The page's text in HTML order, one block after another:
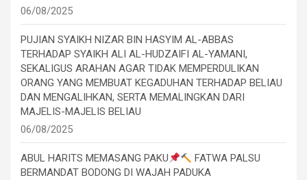
06/08/2025
PUJIAN SYAIKH NIZAR BIN HASYIM AL-ABBAS
TERHADAP SYAIKH ALI AL-HUDZAIFI AL-YAMANI,
SEKALIGUS ARAHAN AGAR TIDAK MEMPERDULIKAN
ORANG YANG MEMBUAT KEGADUHAN TERHADAP BELIAU
DAN MENGALIHKAN, SERTA MEMALINGKAN DARI
MAJELIS-MAJELIS BELIAU
06/08/2025
ABUL HARITS MEMASANG PAKU
FATWA PALSU
BERMANDAT BODONG DI WAJAH PADUKA